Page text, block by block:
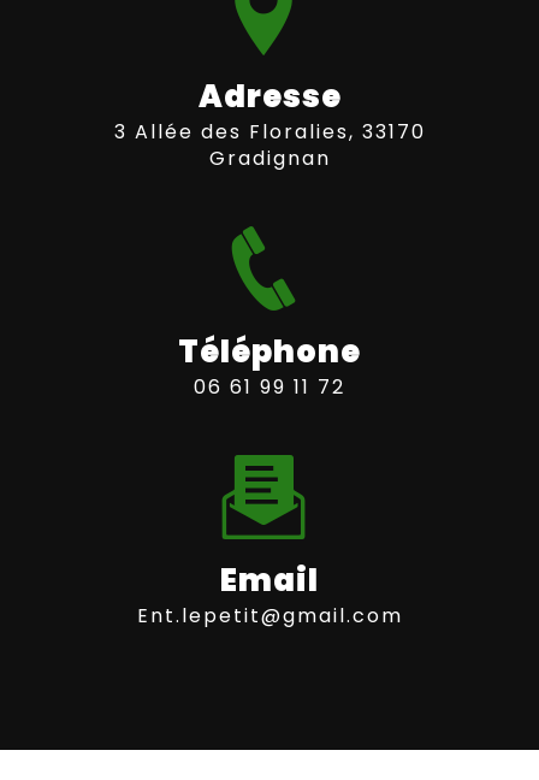
Adresse
3 Allée des Floralies, 33170
Gradignan
Téléphone
06 61 99 11 72
Email
ent.lepetit@gmail.com